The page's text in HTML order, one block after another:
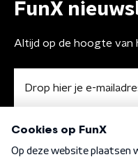
FunX
Altijd op de hoogte van